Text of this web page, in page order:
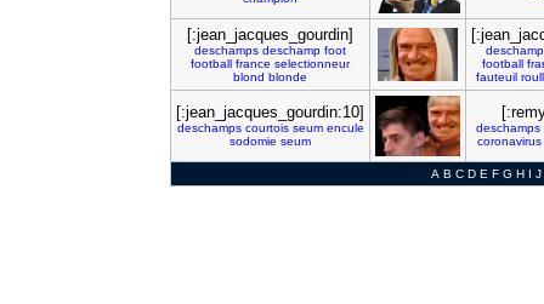
[:jean_jacques_gourdin]
deschamps deschamp foot
football france selectionneur
blond blonde
football
fauteuil
[:jean_jacques_gourdin:10]
deschamps courtois seum encule
sodomie seum
deschamps
coronavirus
A B C D E F G H I J